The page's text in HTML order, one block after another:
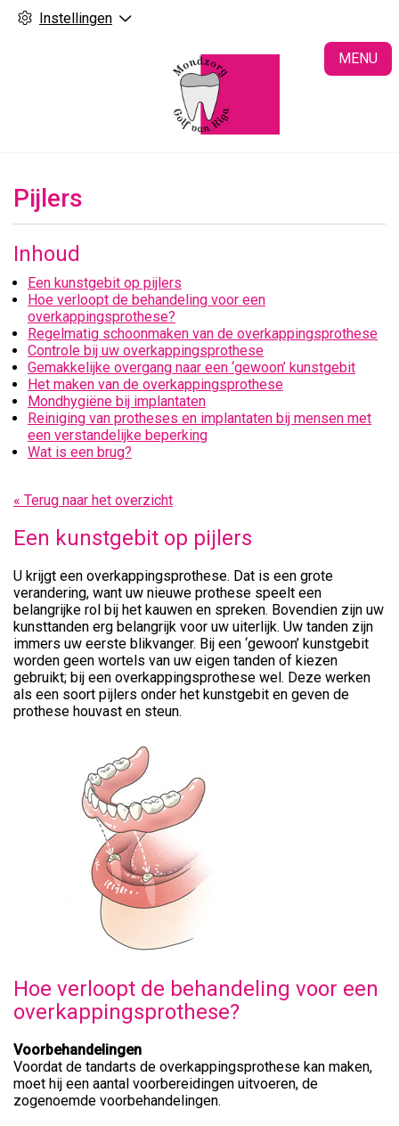
Instellingen
MENU
Pijlers
Inhoud
Een kunstgebit op pijlers
Hoe verloopt de behandeling voor een
overkappingsprothese?
Regelmatig schoonmaken van de overkappingsprothese
Controle bij uw overkappingsprothese
Gemakkelijke overgang naar een ‘gewoon’ kunstgebit
Het maken van de overkappingsprothese
Mondhygiëne bij implantaten
Reiniging van protheses en implantaten bij mensen met
een verstandelijke beperking
Wat is een brug?
« Terug naar het overzicht
Een kunstgebit op pijlers
U krijgt een overkappingsprothese. Dat is een grote
verandering, want uw nieuwe prothese speelt een
belangrijke rol bij het kauwen en spreken. Bovendien zijn uw
kunsttanden erg belangrijk voor uw uiterlijk. Uw tanden zijn
immers uw eerste blikvanger. Bij een ‘gewoon’ kunstgebit
worden geen wortels van uw eigen tanden of kiezen
gebruikt; bij een overkappingsprothese wel. Deze werken
als een soort pijlers onder het kunstgebit en geven de
prothese houvast en steun.
Hoe verloopt de behandeling voor een
overkappingsprothese?
Voorbehandelingen
Voordat de tandarts de overkappingsprothese kan maken,
moet hij een aantal voorbereidingen uitvoeren, de
zogenoemde voorbehandelingen.